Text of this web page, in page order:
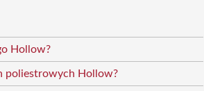
Hollow?
poliestrowych Hollow?